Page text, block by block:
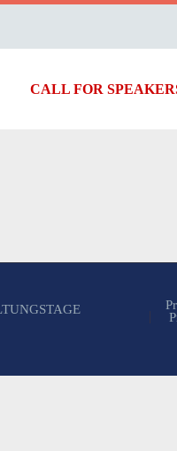
CALL FOR